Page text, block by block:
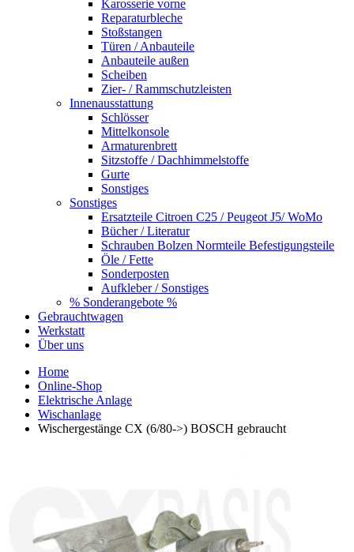
Karosserie vorne
Reparaturbleche
Stoßstangen
Türen / Anbauteile
Anbauteile außen
Scheiben
Zier- / Rammschutzleisten
Innenausstattung
Schlösser
Mittelkonsole
Armaturenbrett
Sitzstoffe / Dachhimmelstoffe
Gurte
Sonstiges
Sonstiges
Ersatzteile Citroen C25 / Peugeot J5/ WoMo
Bücher / Literatur
Schrauben Bolzen Normteile Befestigungsteile
Öle / Fette
Sonderposten
Aufkleber / Sonstiges
% Sonderangebote %
Gebrauchtwagen
Werkstatt
Über uns
Home
Online-Shop
Elektrische Anlage
Wischanlage
Wischergestänge CX (6/80->) BOSCH gebraucht